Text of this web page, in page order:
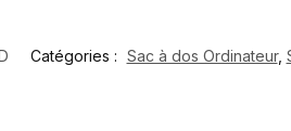
Catégories : Sac à dos Ordinateur,